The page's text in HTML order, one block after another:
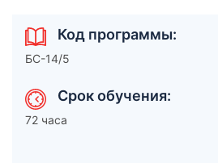
Код программы:
БС-14/5
Срок обучения:
72 часа